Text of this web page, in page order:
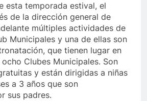
esta temporada estival, el
de la dirección general de
múltiples actividades de
Municipales y una de ellas son
que tienen lugar en
Clubes Municipales. Son
y están dirigidas a niñas
a 3 años que son
sus padres.